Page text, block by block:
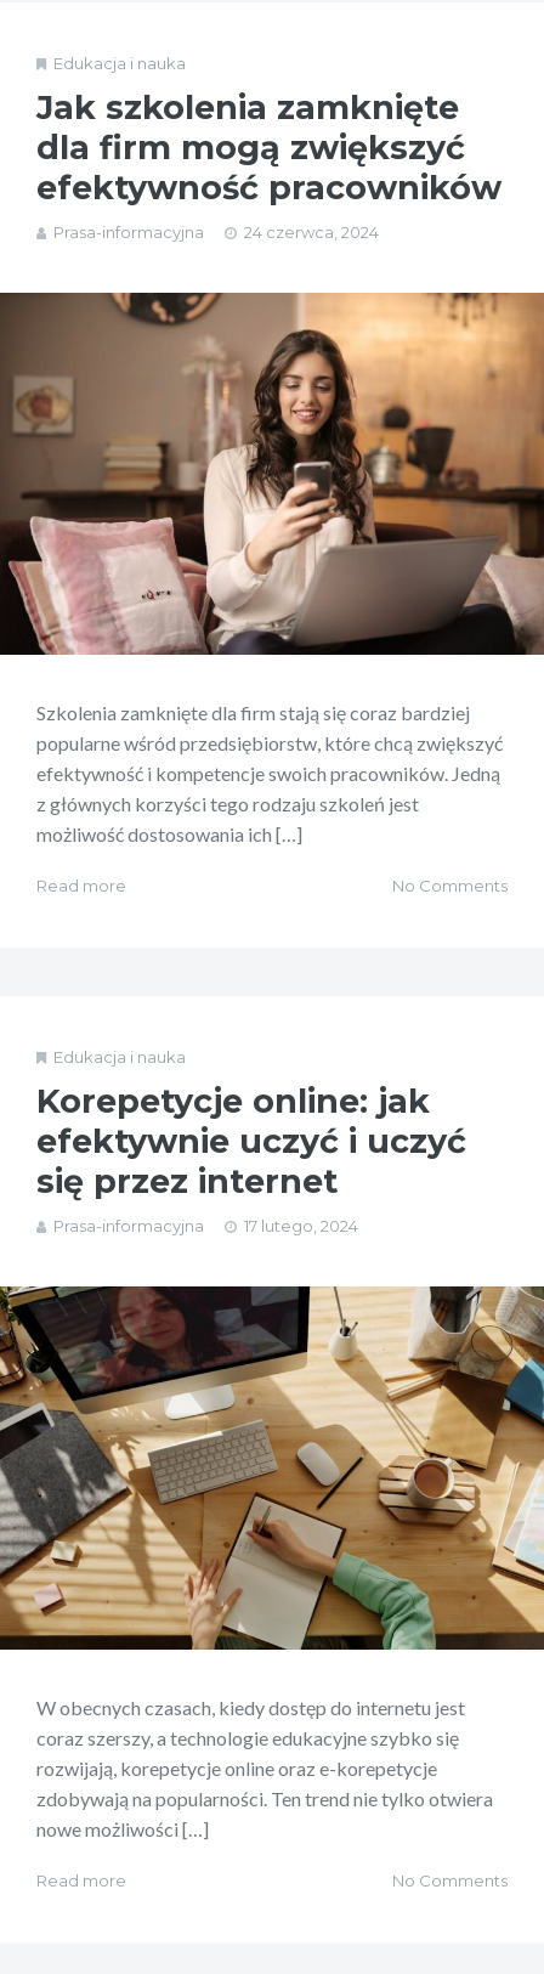
Edukacja i nauka
Jak szkolenia zamknięte
dla firm mogą zwiększyć
efektywność pracowników
Prasa-informacyjna 24 czerwca, 2024
Szkolenia zamknięte dla firm stają się coraz bardziej
popularne wśród przedsiębiorstw, które chcą zwiększyć
efektywność i kompetencje swoich pracowników. Jedną
z głównych korzyści tego rodzaju szkoleń jest
możliwość dostosowania ich […]
Read more No Comments
Edukacja i nauka
Korepetycje online: jak
efektywnie uczyć i uczyć
się przez internet
Prasa-informacyjna 17 lutego, 2024
W obecnych czasach, kiedy dostęp do internetu jest
coraz szerszy, a technologie edukacyjne szybko się
rozwijają, korepetycje online oraz e-korepetycje
zdobywają na popularności. Ten trend nie tylko otwiera
nowe możliwości […]
Read more No Comments